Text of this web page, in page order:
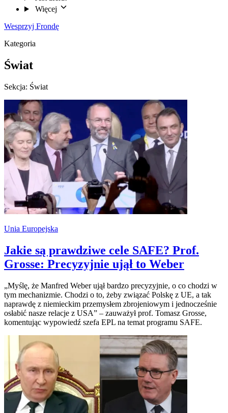
Więcej
Wesprzyj Frondę
Kategoria
Świat
Sekcja: Świat
Unia Europejska
Jakie są prawdziwe cele SAFE? Prof.
Grosse: Precyzyjnie ujął to Weber
„Myślę, że Manfred Weber ujął bardzo precyzyjnie, o co chodzi w
tym mechanizmie. Chodzi o to, żeby związać Polskę z UE, a tak
naprawdę z niemieckim przemysłem zbrojeniowym i jednocześnie
osłabić nasze relacje z USA” – zauważył prof. Tomasz Grosse,
komentując wypowiedź szefa EPL na temat programu SAFE.